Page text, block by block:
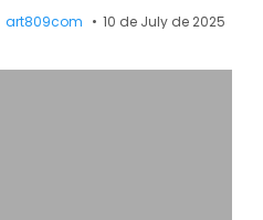
art809com 10 de July de 2025